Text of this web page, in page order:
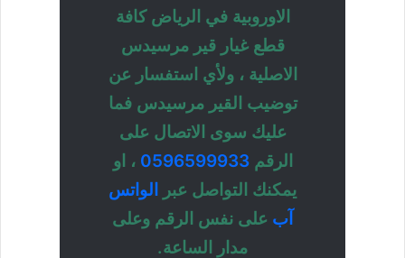
الاوروبية في الرياض كافة
قطع غيار قير مرسيدس
الاصلية ، ولأي استفسار عن
توضيب القير مرسيدس فما
عليك سوى الاتصال على
الرقم0596599933 ، او
يمكنك التواصل عبر
الواتس
آب على نفس الرقم وعلى
مدار الساعة.